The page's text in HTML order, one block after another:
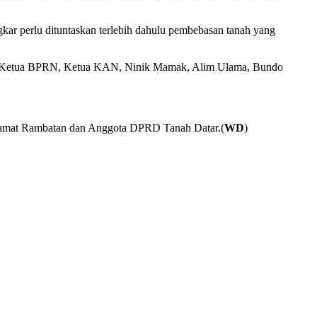
perlu dituntaskan terlebih dahulu pembebasan tanah yang
Ketua BPRN, Ketua KAN, Ninik Mamak, Alim Ulama, Bundo
Rambatan dan Anggota DPRD Tanah Datar.(WD)